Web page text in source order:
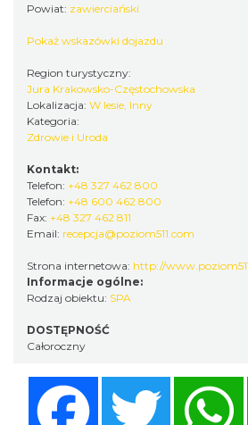
Powiat: zawierciański
Pokaż wskazówki dojazdu
Region turystyczny:
Jura Krakowsko-Częstochowska
Lokalizacja: W lesie, Inny
Kategoria:
Zdrowie i Uroda
Kontakt:
Telefon: +48 327 462 800
Telefon: +48 600 462 800
Fax: +48 327 462 811
Email: recepcja@poziom511.com
Strona internetowa: http://
Informacje ogólne:
Rodzaj obiektu: SPA
DOSTĘPNOŚĆ
Całoroczny
Twitter